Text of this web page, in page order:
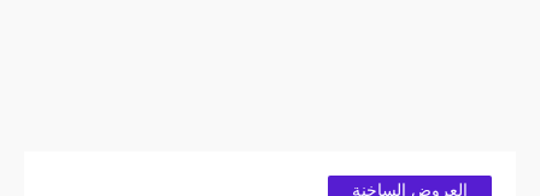
العروض الساخنة